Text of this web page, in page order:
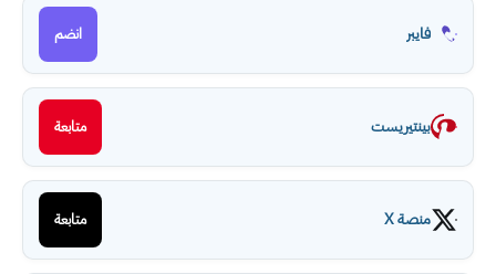
فايبر انضم
بينتيريست متابعة
منصة X متابعة